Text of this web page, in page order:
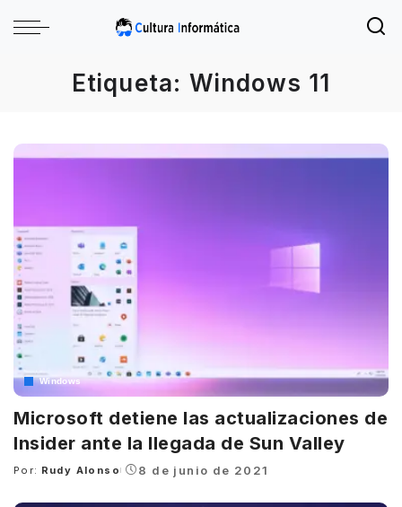
Etiqueta: Windows 11
Windows
Microsoft detiene las actualizaciones de
Insider ante la llegada de Sun Valley
Posted
Por: Rudy Alonso 8 de junio de 2021